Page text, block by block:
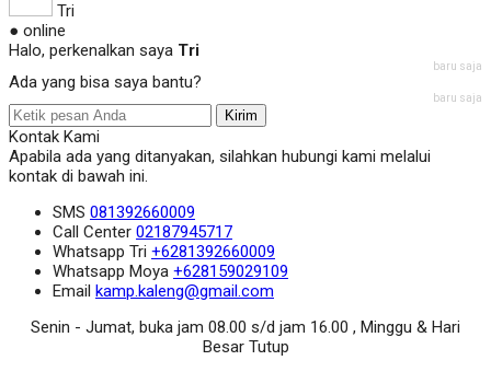
Tri
● online
Halo, perkenalkan saya Tri
baru saja
Ada yang bisa saya bantu?
baru saja
Kirim
Kontak Kami
Apabila ada yang ditanyakan, silahkan hubungi kami melalui
kontak di bawah ini.
SMS 081392660009
Call Center 02187945717
Whatsapp Tri +6281392660009
Whatsapp Moya +628159029109
Email kamp.kaleng@gmail.com
Senin - Jumat, buka jam 08.00 s/d jam 16.00 , Minggu & Hari
Besar Tutup